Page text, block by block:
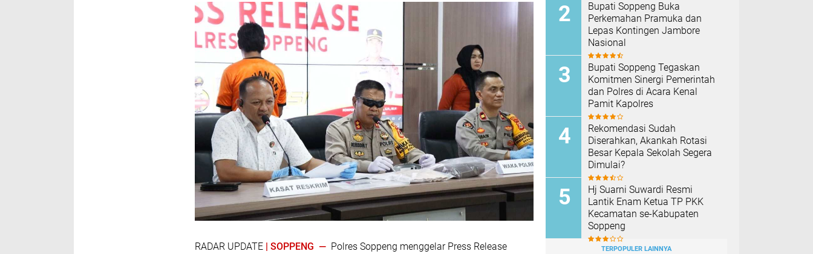
RADAR UPDATE | SOPPENG — Polres Soppeng menggelar Press Release
Bupati Soppeng Buka
Perkemahan Pramuka dan
Lepas Kontingen Jambore
Nasional
Bupati Soppeng Tegaskan
Komitmen Sinergi Pemerintah
dan Polres di Acara Kenal
Pamit Kapolres
Rekomendasi Sudah
Diserahkan, Akankah Rotasi
Besar Kepala Sekolah Segera
Dimulai?
Hj Suarni Suwardi Resmi
Lantik Enam Ketua TP PKK
Kecamatan se-Kabupaten
Soppeng
TERPOPULER LAINNYA